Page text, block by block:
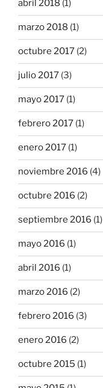
abril 2018 (1)
marzo 2018 (1)
octubre 2017 (2)
julio 2017 (3)
mayo 2017 (1)
febrero 2017 (1)
enero 2017 (1)
noviembre 2016 (4)
octubre 2016 (2)
septiembre 2016 (1)
mayo 2016 (1)
abril 2016 (1)
marzo 2016 (2)
febrero 2016 (3)
enero 2016 (2)
octubre 2015 (1)